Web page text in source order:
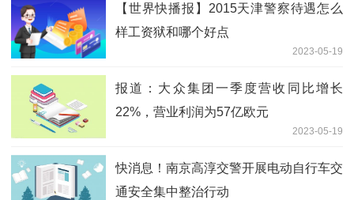
【世界快播报】2015天津警察待遇怎么
样工资狱和哪个好点
2023-05-19
报道：大众集团一季度营收同比增长
22%，营业利润为57亿欧元
2023-05-19
快消息！南京高淳交警开展电动自行车交
通安全集中整治行动